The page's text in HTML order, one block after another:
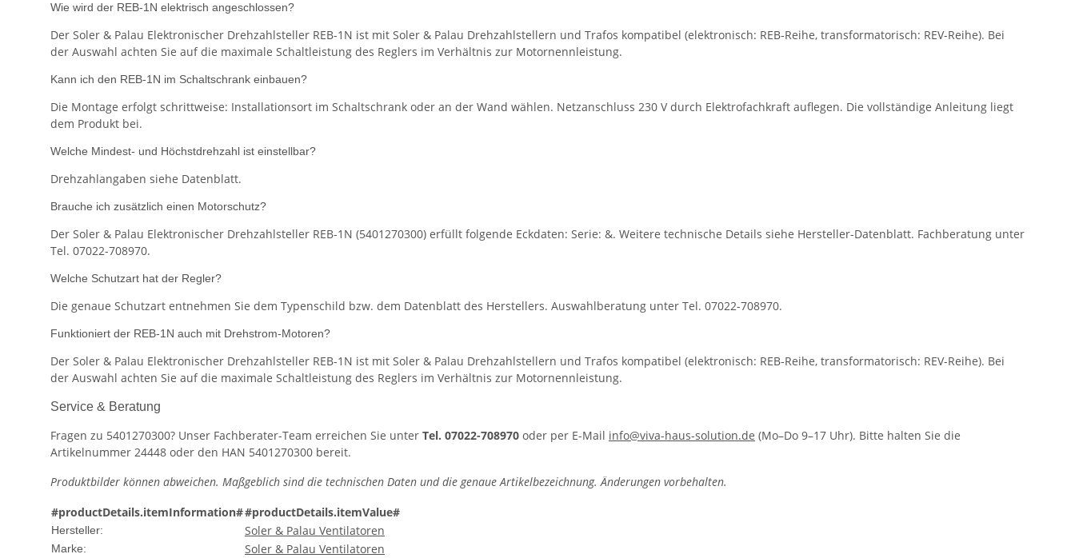
Wie wird der REB-1N elektrisch angeschlossen?
Der Soler & Palau Elektronischer Drehzahlsteller REB-1N ist mit Soler & Palau Drehzahlstellern und Trafos kompatibel (elektronisch: REB-Reihe, transformatorisch: REV-Reihe). Bei
der Auswahl achten Sie auf die maximale Schaltleistung des Reglers im Verhältnis zur Motornennleistung.
Kann ich den REB-1N im Schaltschrank einbauen?
Die Montage erfolgt schrittweise: Installationsort im Schaltschrank oder an der Wand wählen. Netzanschluss 230 V durch Elektrofachkraft auflegen. Die vollständige Anleitung liegt
dem Produkt bei.
Welche Mindest- und Höchstdrehzahl ist einstellbar?
Drehzahlangaben siehe Datenblatt.
Brauche ich zusätzlich einen Motorschutz?
Der Soler & Palau Elektronischer Drehzahlsteller REB-1N (5401270300) erfüllt folgende Eckdaten: Serie: &. Weitere technische Details siehe Hersteller-Datenblatt. Fachberatung unter
Tel. 07022-708970.
Welche Schutzart hat der Regler?
Die genaue Schutzart entnehmen Sie dem Typenschild bzw. dem Datenblatt des Herstellers. Auswahlberatung unter Tel. 07022-708970.
Funktioniert der REB-1N auch mit Drehstrom-Motoren?
Der Soler & Palau Elektronischer Drehzahlsteller REB-1N ist mit Soler & Palau Drehzahlstellern und Trafos kompatibel (elektronisch: REB-Reihe, transformatorisch: REV-Reihe). Bei
der Auswahl achten Sie auf die maximale Schaltleistung des Reglers im Verhältnis zur Motornennleistung.
Service & Beratung
Fragen zu 5401270300? Unser Fachberater-Team erreichen Sie unter Tel. 07022-708970 oder per E-Mail info@viva-haus-solution.de (Mo–Do 9–17 Uhr). Bitte halten Sie die
Artikelnummer 24448 oder den HAN 5401270300 bereit.
Produktbilder können abweichen. Maßgeblich sind die technischen Daten und die genaue Artikelbezeichnung. Änderungen vorbehalten.
#productDetails.itemInformation##productDetails.itemValue#
Hersteller: Soler & Palau Ventilatoren
Marke: Soler & Palau Ventilatoren